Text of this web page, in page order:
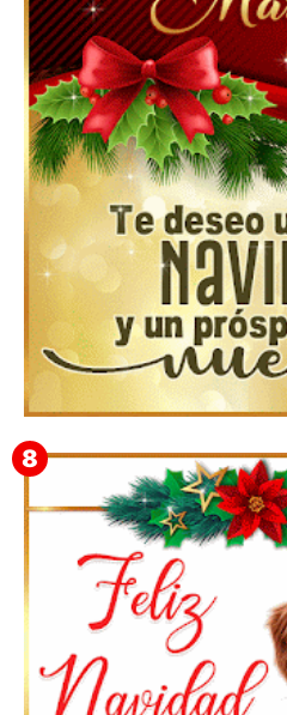
Feliz Navidad y próspero
Te deseo una Feliz Navidad